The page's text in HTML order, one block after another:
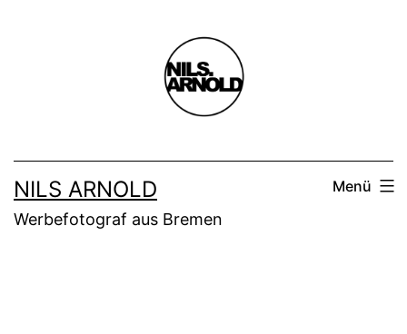
NILS ARNOLD
Werbefotograf aus Bremen
Menü